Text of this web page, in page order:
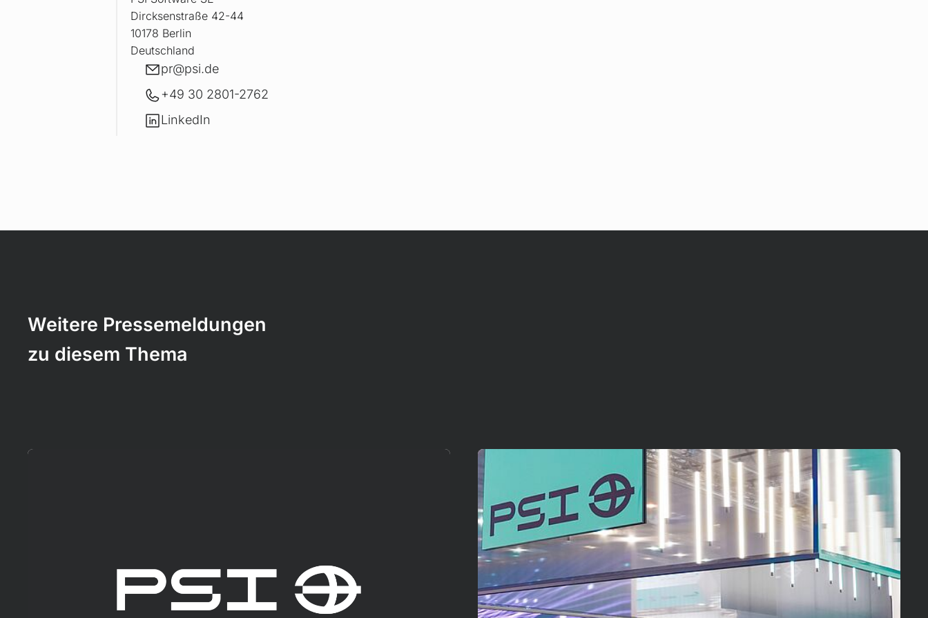
Dircksenstraße 42-44
10178 Berlin
Deutschland
E-Mail
pr@psi.de
+49 30 2801-2762
LinkedIn
LinkedIn
Weitere Pressemeldungen
zu diesem Thema